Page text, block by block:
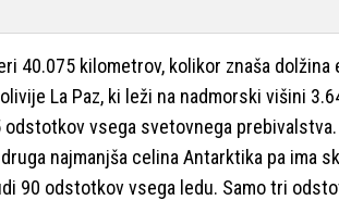
40.075 kilometrov, kolikor znaša
La Paz, ki leži na nadmorski višini
vsega svetovnega
najmanjša celina Antarktika pa ima
90 odstotkov vsega ledu. Samo tri